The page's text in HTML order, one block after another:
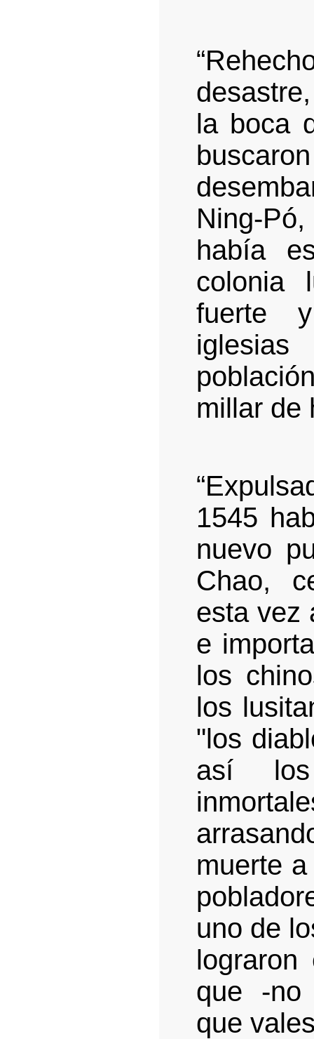
la boca
Ning-
había
colonia
fuerte
millar de
1545
nuevo
Chao,
esta vez
e
los
los
"los
así
muerte
uno de
lograron
que -no
que